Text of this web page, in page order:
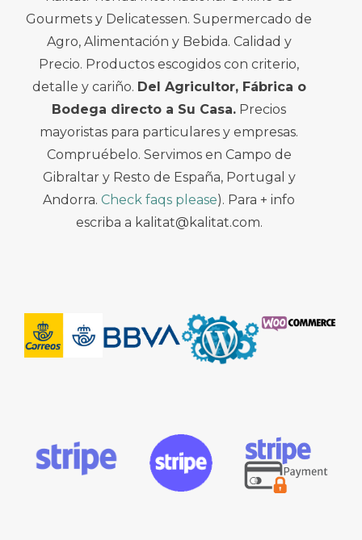
Gourmets y Delicatessen. Supermercado de
Agro, Alimentación y Bebida. Calidad y
Precio. Productos escogidos con criterio,
detalle y cariño. Del Agricultor, Fábrica o
Bodega directo a Su Casa. Precios
mayoristas para particulares y empresas.
Compruébelo. Servimos en Campo de
Gibraltar y Resto de España, Portugal y
Andorra. Check faqs please). Para + info
escriba a kalitat@kalitat.com.